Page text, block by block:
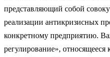
представляющий собой
реализации анти­кризисных
конкретному предприятию.
регулирование»,